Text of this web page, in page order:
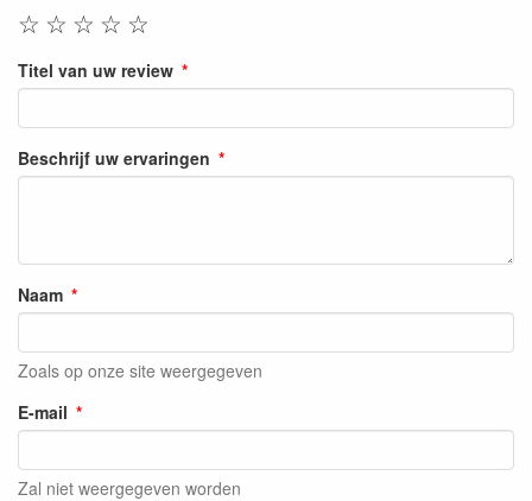
☆
☆
☆
☆
☆
Titel van uw review
Beschrijf uw ervaringen
Naam
Zoals op onze site weergegeven
E-mail
Zal niet weergegeven worden